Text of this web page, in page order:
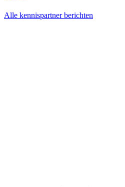
Alle kennispartner berichten